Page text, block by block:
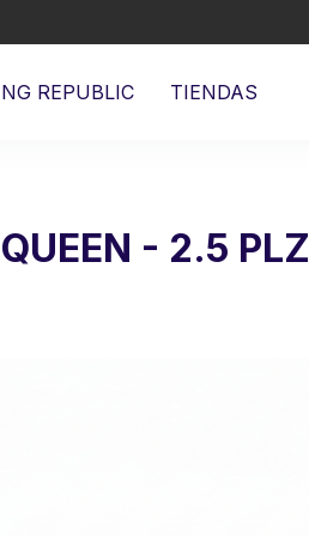
REPUBLIC TIENDAS
- 2.5 PLZ